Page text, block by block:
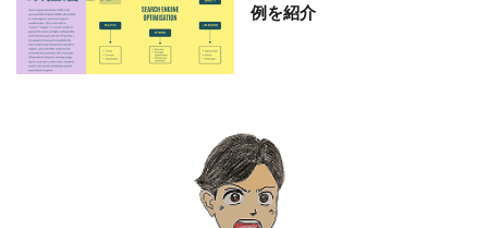
例を紹介